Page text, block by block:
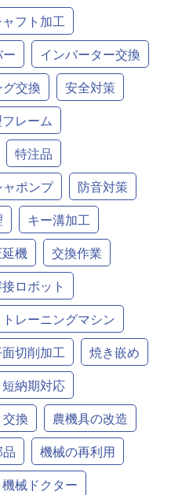
ャフト加工
インバーター交換
交換
安全対策
レーム
特注品
ポンプ
防音対策
キー溝加工
機
交換作業
ロボット
トレーニングマシン
切削加工
焼き嵌め
短納期対応
交換
農機具の改造
機械の再利用
機械ドクター